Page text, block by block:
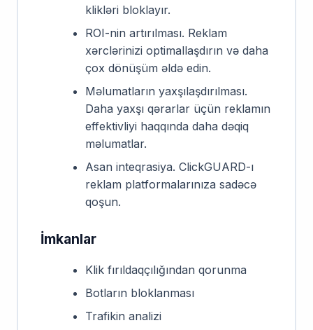
klikləri bloklayır.
ROI-nin artırılması. Reklam
xərclərinizi optimallaşdırın və daha
çox dönüşüm əldə edin.
Məlumatların yaxşılaşdırılması.
Daha yaxşı qərarlar üçün reklamın
effektivliyi haqqında daha dəqiq
məlumatlar.
Asan inteqrasiya. ClickGUARD-ı
reklam platformalarınıza sadəcə
qoşun.
İmkanlar
Klik fırıldaqçılığından qorunma
Botların bloklanması
Trafikin analizi